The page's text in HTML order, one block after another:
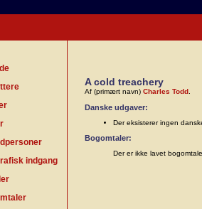
indgang
A cold treachery
Af (primært navn) Charles Todd
Danske udgaver:
Der eksisterer ingen
Bogomtaler:
Der er ikke lavet